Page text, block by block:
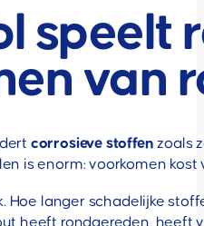
speelt
van
corrosieve stoffen zoals
is enorm: voorkomen
Hoe langer schadelijke